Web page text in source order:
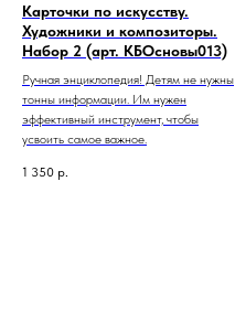
Карточки по искусству.
Художники и композиторы.
Набор 2 (арт. КБОсновы013)
Ручная энциклопедия! Детям не нужны
тонны информации. Им нужен
эффективный инструмент, чтобы
усвоить самое важное.
1 350 р.